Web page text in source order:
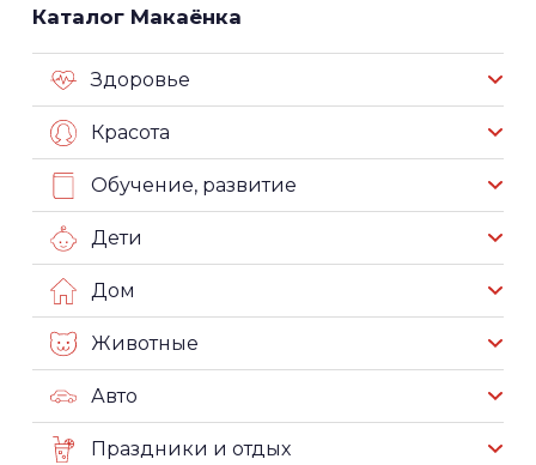
Каталог Макаёнка
Здоровье
Красота
Обучение, развитие
Дети
Дом
Животные
Авто
Праздники и отдых